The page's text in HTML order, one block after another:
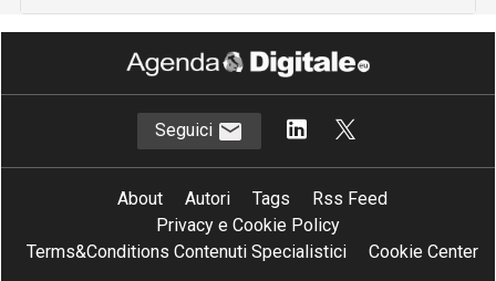
Seguici
About Autori Tags
Rss Feed
Privacy e Cookie Policy
Terms&Conditions Contenuti Specialistici
Cookie Center